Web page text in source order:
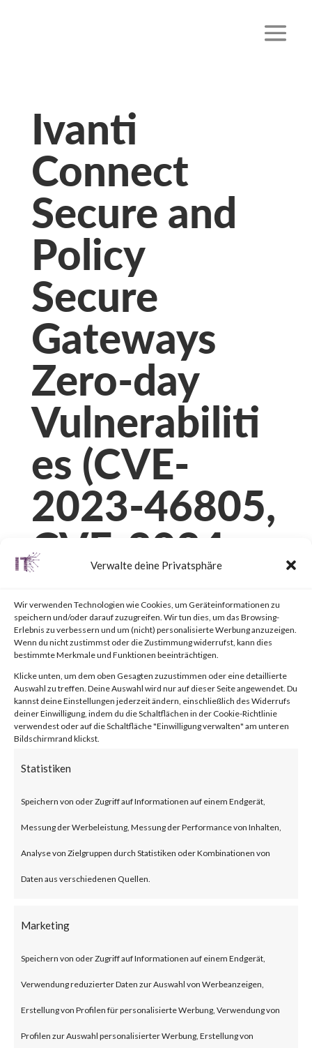
Verwalte deine Privatsphäre
Wir verwenden Technologien wie Cookies, um Geräteinformationen zu
speichern und/oder darauf zuzugreifen. Wir tun dies, um das Browsing-
Erlebnis zu verbessern und um (nicht) personalisierte Werbung anzuzeigen.
Wenn du nicht zustimmst oder die Zustimmung widerrufst, kann dies
bestimmte Merkmale und Funktionen beeinträchtigen.
Klicke unten, um dem oben Gesagten zuzustimmen oder eine detaillierte
Auswahl zu treffen. Deine Auswahl wird nur auf dieser Seite angewendet. Du
kannst deine Einstellungen jederzeit ändern, einschließlich des Widerrufs
deiner Einwilligung, indem du die Schaltflächen in der Cookie-Richtlinie
verwendest oder auf die Schaltfläche "Einwilligung verwalten" am unteren
Bildschirmrand klickst.
Statistiken
Speichern von oder Zugriff auf Informationen auf einem Endgerät,
Messung der Werbeleistung, Messung der Performance von Inhalten,
Analyse von Zielgruppen durch Statistiken oder Kombinationen von
Daten aus verschiedenen Quellen.
Marketing
Speichern von oder Zugriff auf Informationen auf einem Endgerät,
Verwendung reduzierter Daten zur Auswahl von Werbeanzeigen,
Erstellung von Profilen für personalisierte Werbung, Verwendung von
Profilen zur Auswahl personalisierter Werbung, Erstellung von
Ivanti
Connect
Secure and
Policy
Secure
Gateways
Zero-day
Vulnerabiliti
es (CVE-
2023-46805,
CVE-2024-
21887, CVE-
2024-21888,
CVE-2024-
21893)
What is the Vulnerability?
advisory on two vulnerabilities
on Jan 10, 2024 affecting Ivanti
Connect Secure (ICS) and Ivanti
Policy Secure Gateways (CVE-
2023-46805 and CVE-2024-